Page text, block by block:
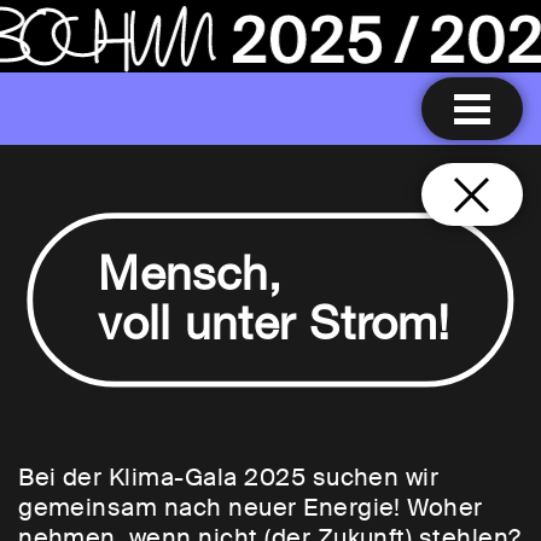
Mensch,
voll unter Strom!
Bei der Klima-Gala 2025 suchen wir
gemeinsam nach neuer Energie! Woher